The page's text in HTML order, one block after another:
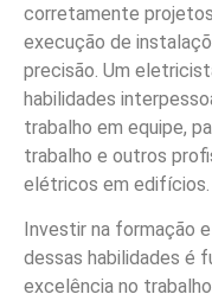
corretamente
execução de
precisão. Um
habilidades
trabalho em equipe,
trabalho e outros
elétricos em edifícios.
Investir na formação
dessas habilidades é
excelência no